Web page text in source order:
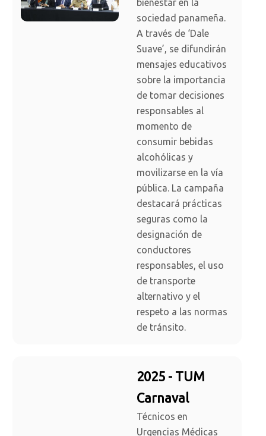
bienestar en la
sociedad panameña.
A través de ‘Dale
Suave’, se difundirán
mensajes educativos
sobre la importancia
de tomar decisiones
responsables al
momento de
consumir bebidas
alcohólicas y
movilizarse en la vía
pública. La campaña
destacará prácticas
seguras como la
designación de
conductores
responsables, el uso
de transporte
alternativo y el
respeto a las normas
de tránsito.
2025 - TUM
Carnaval
Técnicos en
Urgencias Médicas